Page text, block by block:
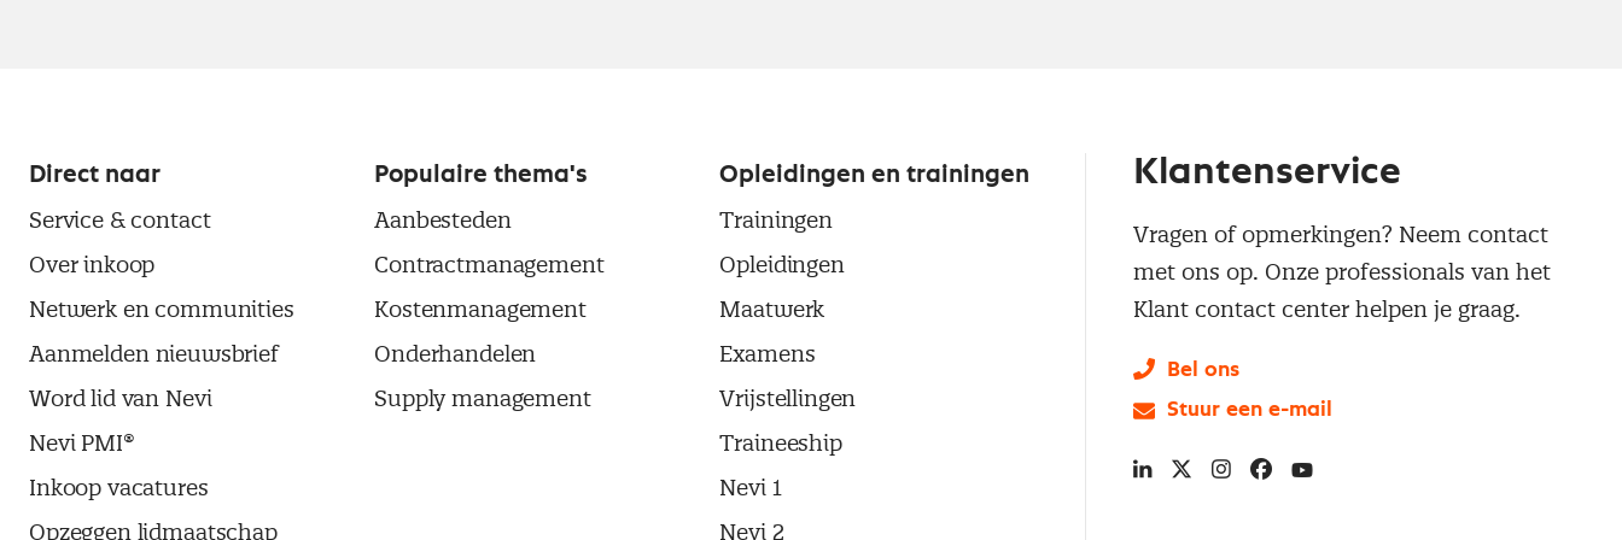
Direct naar
Service & contact
Over inkoop
Netwerk en communities
Aanmelden nieuwsbrief
Word lid van Nevi
Nevi PMI®
Inkoop vacatures
Opzeggen lidmaatschap
Populaire thema's
Aanbesteden
Contractmanagement
Kostenmanagement
Onderhandelen
Supply management
Opleidingen en trainingen
Trainingen
Opleidingen
Maatwerk
Examens
Vrijstellingen
Traineeship
Nevi 1
Nevi 2
Klantenservice
Vragen of opmerkingen? Neem contact
met ons op. Onze professionals van het
Klant contact center helpen je graag.
Bel ons
Stuur een e-mail
LinkedIn
X Instagram
Facebook
YouTube